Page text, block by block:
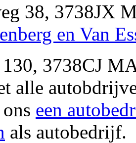
38, 3738JX
en Van
3738CJ
alle
een
als autobedrijf.